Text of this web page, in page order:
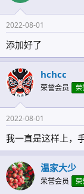
2022-08-01
添加好了
hchcc
荣誉会员 荣
2022-08-01
我一直是这样上，
温家大少
荣誉会员 荣